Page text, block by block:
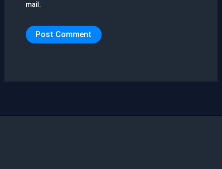
mail.